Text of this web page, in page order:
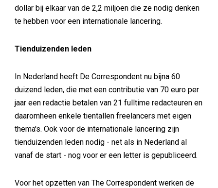
dollar bij elkaar van de 2,2 miljoen die ze nodig denken
te hebben voor een internationale lancering.
Tienduizenden leden
In Nederland heeft De Correspondent nu bijna 60
duizend leden, die met een contributie van 70 euro per
jaar een redactie betalen van 21 fulltime redacteuren en
daaromheen enkele tientallen freelancers met eigen
thema's. Ook voor de internationale lancering zijn
tienduizenden leden nodig - net als in Nederland al
vanaf de start - nog voor er een letter is gepubliceerd.
Voor het opzetten van The Correspondent werken de